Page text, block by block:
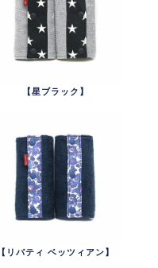
【星ブラック】
【リバティ ベッツィアン】